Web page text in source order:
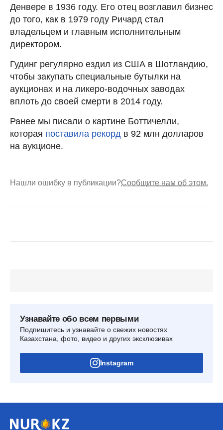
Денвере в 1936 году. Его отец возглавил бизнес
до того, как в 1979 году Ричард стал
владельцем и главным исполнительным
директором.
Гудинг регулярно ездил из США в Шотландию,
чтобы закупать специальные бутылки на
аукционах и на ликеро-водочных заводах
вплоть до своей смерти в 2014 году.
Ранее мы писали о картине Боттичелли,
которая поставила рекорд в 92 млн долларов
на аукционе.
Нашли ошибку в публикации?Сообщите нам об этом.
Узнавайте обо всем первыми
Подпишитесь и узнавайте о свежих новостях
Казахстана, фото, видео и других эксклюзивах
Instagram